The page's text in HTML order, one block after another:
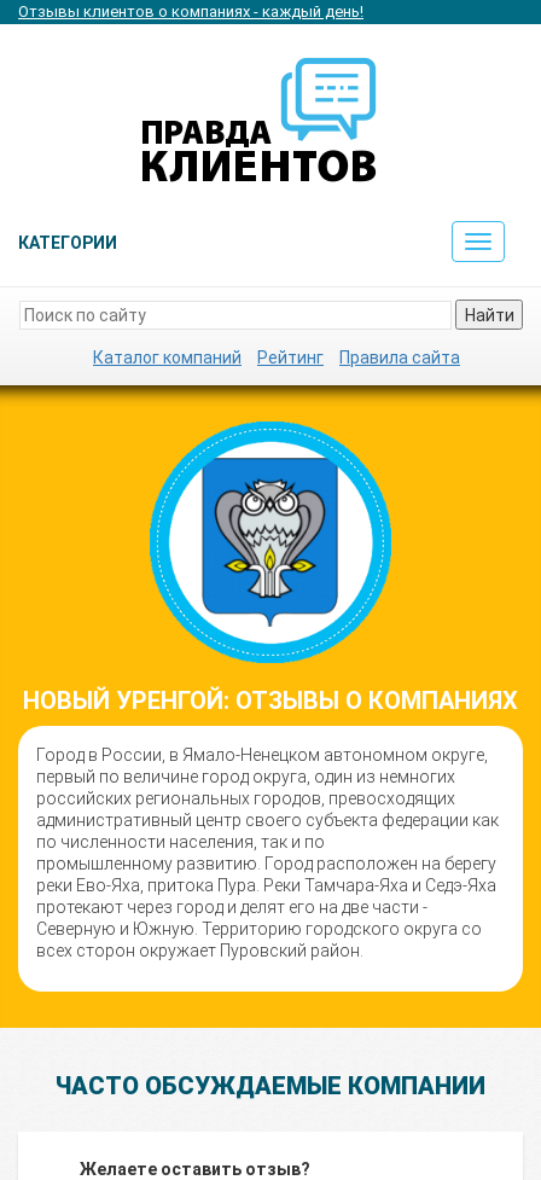
Отзывы клиентов о компаниях - каждый день!
КАТЕГОРИИ
Toggle
Найти
Каталог компаний Рейтинг Правила сайта
НОВЫЙ УРЕНГОЙ: ОТЗЫВЫ О КОМПАНИЯХ
Город в России, в Ямало-Ненецком автономном округе,
первый по величине город округа, один из немногих
российских региональных городов, превосходящих
административный центр своего субъекта федерации как
по численности населения, так и по
промышленному развитию. Город расположен на берегу
реки Ево-Яха, притока Пура. Реки Тамчара-Яха и Седэ-Яха
протекают через город и делят его на две части -
Северную и Южную. Территорию городского округа со
всех сторон окружает Пуровский район.
ЧАСТО ОБСУЖДАЕМЫЕ КОМПАНИИ
Желаете оставить отзыв?